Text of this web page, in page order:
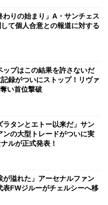
わりの始まり」A・サンチェス
て個人合意との報道に対する
ップはこの結果を許さないだ
録がついにストップ！リヴァ
い首位撃破
ラタンとエトー以来だ」サン
ンの大型トレードがついに実
ルが正式発表！
が溢れた」アーセナルファン
表FWジルーがチェルシーへ移